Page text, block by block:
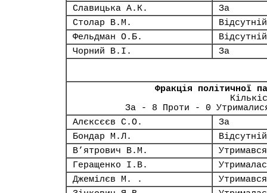
Славицька А.К.
За
Столар В.М.
Відсутній
Фельдман О.Б.
Відсутній
Чорний В.І.
За
Фракція політичної
За - 8 Проти - 0
Алєксєєв С.О.
За
Бондар М.Л.
Відсутній
В’ятрович В.М.
Утримався
Геращенко І.В.
Джемілєв М. .
Утримався